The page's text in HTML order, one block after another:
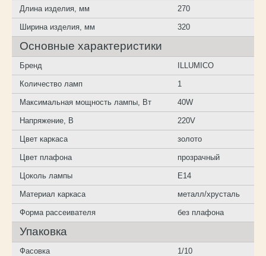
Длина изделия, мм 270
Ширина изделия, мм 320
Основные характеристики
Бренд ILLUMICO
Количество ламп 1
Максимальная мощность лампы, Вт 40W
Напряжение, В 220V
Цвет каркаса золото
Цвет плафона прозрачный
Цоколь лампы E14
Материал каркаса металл/хрусталь
Форма рассеивателя без плафона
Упаковка
Фасовка 1/10